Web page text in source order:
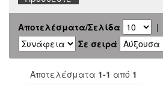
Αποτελέσματα/Σελίδα |
Σε σειρά
Αποτελέσματα 1-1 από 1